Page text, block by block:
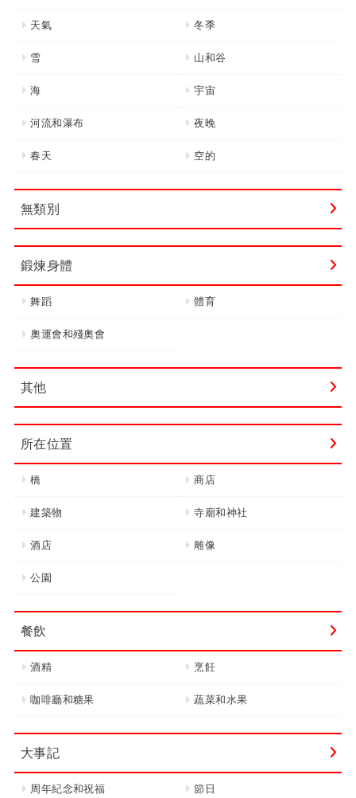
天氣 冬季
雪 山和谷
海 宇宙
河流和瀑布 夜晚
春天 空的
無類別
鍛煉身體
舞蹈 體育
奧運會和殘奧會
其他
所在位置
橋 商店
建築物 寺廟和神社
酒店 雕像
公園
餐飲
酒精 烹飪
咖啡廳和糖果 蔬菜和水果
大事記
周年紀念和祝福 節日